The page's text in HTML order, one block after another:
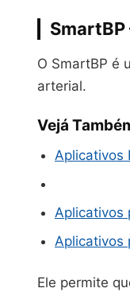
O SmartBP é
arterial.
Vejá
Aplicativos
Aplicativos
Aplicativos
Ele permite